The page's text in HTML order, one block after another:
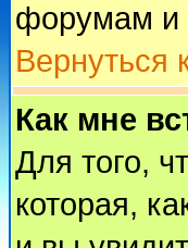
форумам и
Вернуться
Как мне
Для того,
которая,